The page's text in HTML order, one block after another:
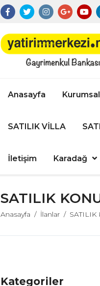
Anasayfa Kurumsal
SATILIK VİLLA
İletişim Karadağ
SATILIK
Anasayfa İlanlar SATILIK
Kategoriler